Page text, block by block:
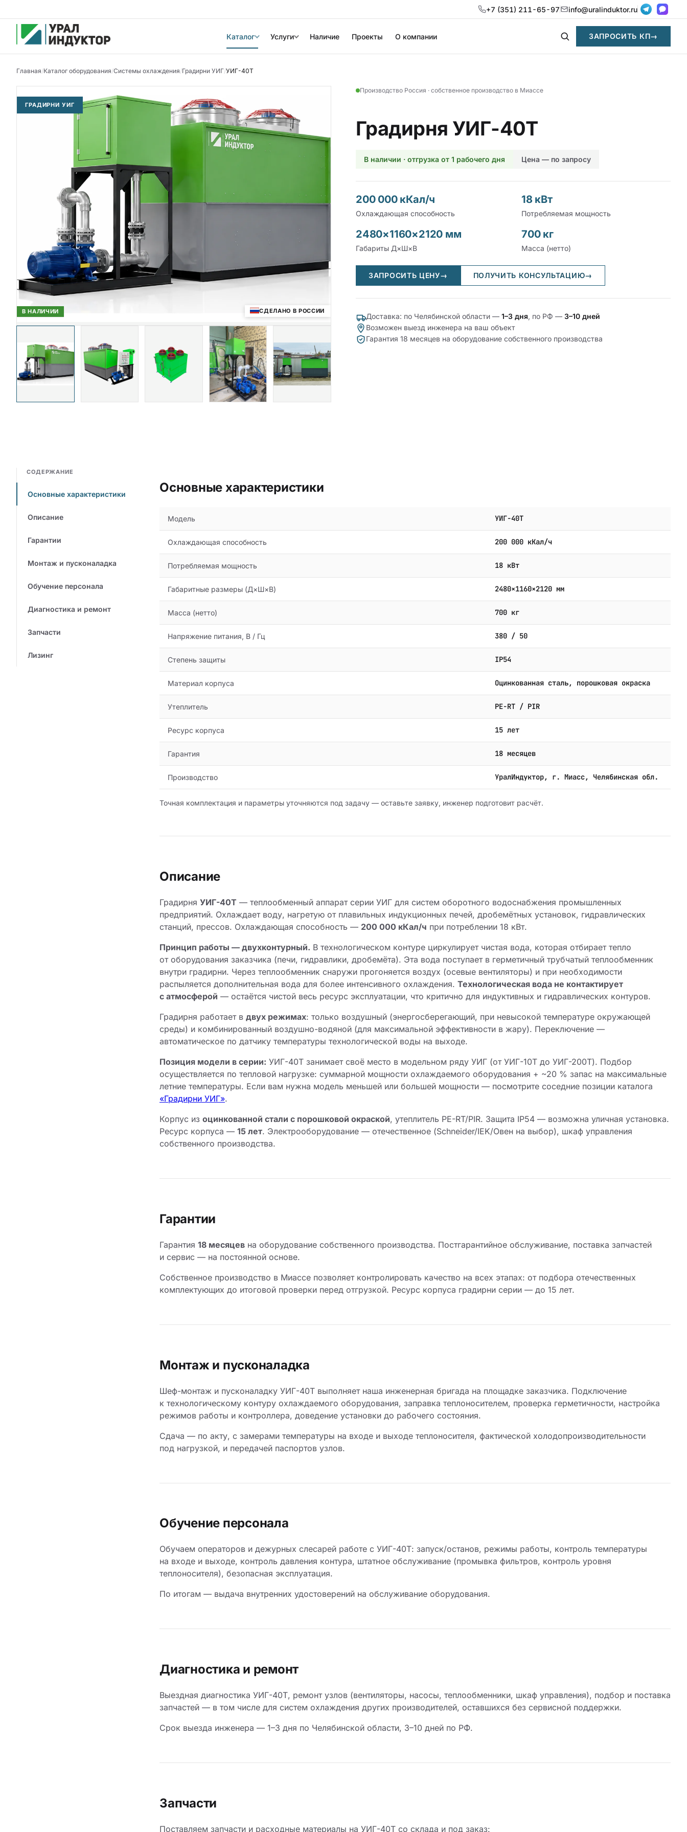
+7 (351) 211-65-97 info@uralinduktor.ru
Каталог Услуги Наличие Проекты О компании ЗАПРОСИТЬ КП→
Главная/Каталог оборудования/Системы охлаждения/Градирни УИГ/УИГ-40Т
ГРАДИРНИ УИГ
СДЕЛАНО В РОССИИ
В НАЛИЧИИ
Производство Россия · собственное производство в Миассе
Градирня УИГ-40Т
В наличии · отгрузка от 1 рабочего дня Цена — по запросу
200 000 кКал/ч
Охлаждающая способность
18 кВт
Потребляемая мощность
2480×1160×2120 мм
Габариты Д×Ш×В
700 кг
Масса (нетто)
ЗАПРОСИТЬ ЦЕНУ→ ПОЛУЧИТЬ КОНСУЛЬТАЦИЮ→
Доставка: по Челябинской области — 1–3 дня, по РФ — 3–10 дней
Возможен выезд инженера на ваш объект
Гарантия 18 месяцев на оборудование собственного производства
СОДЕРЖАНИЕ
Основные характеристики
Описание
Гарантии
Монтаж и пусконаладка
Обучение персонала
Диагностика и ремонт
Запчасти
Лизинг
Основные характеристики
Модель УИГ-40Т
Охлаждающая способность 200 000 кКал/ч
Потребляемая мощность 18 кВт
Габаритные размеры (Д×Ш×В) 2480×1160×2120 мм
Масса (нетто) 700 кг
Напряжение питания, В / Гц 380 / 50
Степень защиты IP54
Материал корпуса Оцинкованная сталь, порошковая окраска
Утеплитель PE-RT / PIR
Ресурс корпуса 15 лет
Гарантия 18 месяцев
Производство УралИндуктор, г. Миасс, Челябинская обл.
Точная комплектация и параметры уточняются под задачу — оставьте заявку, инженер подготовит расчёт.
Описание
Градирня УИГ-40Т — теплообменный аппарат серии УИГ для систем оборотного водоснабжения промышленных
предприятий. Охлаждает воду, нагретую от плавильных индукционных печей, дробемётных установок, гидравлических
станций, прессов. Охлаждающая способность — 200 000 кКал/ч при потреблении 18 кВт.
Принцип работы — двухконтурный. В технологическом контуре циркулирует чистая вода, которая отбирает тепло
от оборудования заказчика (печи, гидравлики, дробемёта). Эта вода поступает в герметичный трубчатый теплообменник
внутри градирни. Через теплообменник снаружи прогоняется воздух (осевые вентиляторы) и при необходимости
распыляется дополнительная вода для более интенсивного охлаждения. Технологическая вода не контактирует
с атмосферой — остаётся чистой весь ресурс эксплуатации, что критично для индуктивных и гидравлических контуров.
Градирня работает в двух режимах: только воздушный (энергосберегающий, при невысокой температуре окружающей
среды) и комбинированный воздушно-водяной (для максимальной эффективности в жару). Переключение —
автоматическое по датчику температуры технологической воды на выходе.
Позиция модели в серии: УИГ-40Т занимает своё место в модельном ряду УИГ (от УИГ-10Т до УИГ-200Т). Подбор
осуществляется по тепловой нагрузке: суммарной мощности охлаждаемого оборудования + ~20 % запас на максимальные
летние температуры. Если вам нужна модель меньшей или большей мощности — посмотрите соседние позиции каталога
«Градирни УИГ».
Корпус из оцинкованной стали с порошковой окраской, утеплитель PE-RT/PIR. Защита IP54 — возможна уличная установка.
Ресурс корпуса — 15 лет. Электрооборудование — отечественное (Schneider/IEK/Овен на выбор), шкаф управления
собственного производства.
Гарантии
Гарантия 18 месяцев на оборудование собственного производства. Постгарантийное обслуживание, поставка запчастей
и сервис — на постоянной основе.
Собственное производство в Миассе позволяет контролировать качество на всех этапах: от подбора отечественных
комплектующих до итоговой проверки перед отгрузкой. Ресурс корпуса градирни серии — до 15 лет.
Монтаж и пусконаладка
Шеф-монтаж и пусконаладку УИГ-40Т выполняет наша инженерная бригада на площадке заказчика. Подключение
к технологическому контуру охлаждаемого оборудования, заправка теплоносителем, проверка герметичности, настройка
режимов работы и контроллера, доведение установки до рабочего состояния.
Сдача — по акту, с замерами температуры на входе и выходе теплоносителя, фактической холодопроизводительности
под нагрузкой, и передачей паспортов узлов.
Обучение персонала
Обучаем операторов и дежурных слесарей работе с УИГ-40Т: запуск/останов, режимы работы, контроль температуры
на входе и выходе, контроль давления контура, штатное обслуживание (промывка фильтров, контроль уровня
теплоносителя), безопасная эксплуатация.
По итогам — выдача внутренних удостоверений на обслуживание оборудования.
Диагностика и ремонт
Выездная диагностика УИГ-40Т, ремонт узлов (вентиляторы, насосы, теплообменники, шкаф управления), подбор и поставка
запчастей — в том числе для систем охлаждения других производителей, оставшихся без сервисной поддержки.
Срок выезда инженера — 1–3 дня по Челябинской области, 3–10 дней по РФ.
Запчасти
Поставляем запчасти и расходные материалы на УИГ-40Т со склада и под заказ: